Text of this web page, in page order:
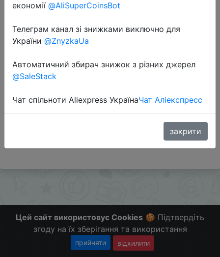
Перейти до магазину
Додаткова інформація відсутня.
Слідкуйте за знижками на мобільному, в телеграм
Цей сайт використовує Cookies 🍪 Підтвердіть
згоду на їх зберігання та використання
прийняти відхилити
економії @AliSuperCoinsBot
Телеграм канал зі знижками виключно для
України @ZnyzkaUa
Автоматичний збирач знижок з різних джерел
@SaleStack
Чат спільноти Aliexpress УкраїнаЧат Аліекспресс
закрити